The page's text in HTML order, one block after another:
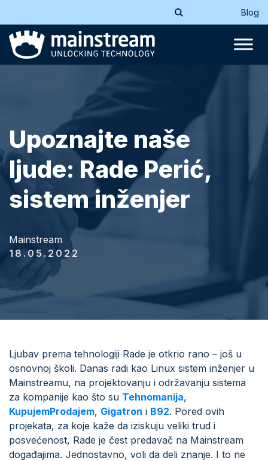
Blog
Upoznajte naše
ljude: Rade Perić,
sistem inženjer
Mainstream
18.05.2022
Ljubav prema tehnologiji Rade je otkrio rano – još u
osnovnoj školi. Danas radi kao Linux sistem inženjer u
Mainstreamu, na projektovanju i održavanju sistema
za kompanije kao što su Tehnomanija,
KupujemProdajem, Gigatron i B92. Pored ovih
projekata, za koje kaže da iziskuju veliki trud i
posvećenost, Rade je čest predavač na Mainstream
događajima. Jednostavno, voli da deli znanje. I to ne